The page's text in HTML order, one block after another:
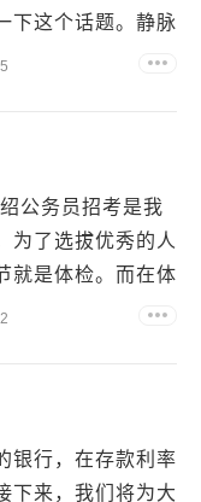
下这个话题。静脉
致以下症状：静脉
公务员招考是我
为了选拔优秀的人
就是体检。而在体
的话题。公务员招
银行，在存款利率
下来，我们将为大